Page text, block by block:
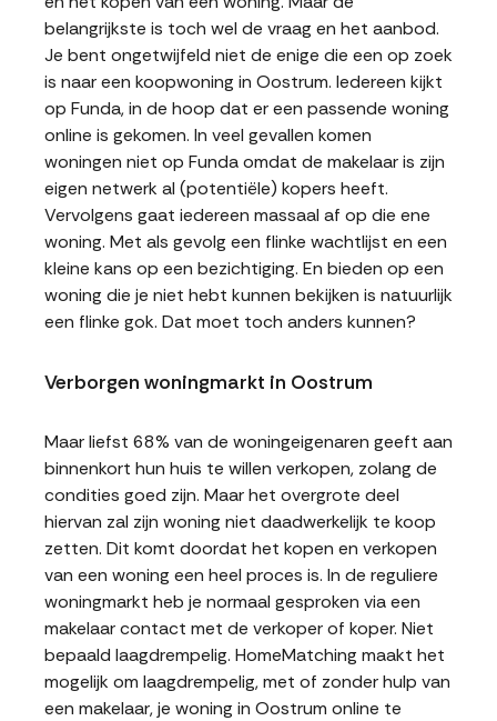
belangrijkste is toch wel de vraag en het aanbod.
Je bent ongetwijfeld niet de enige die een op zoek
is naar een koopwoning in Oostrum. Iedereen kijkt
op Funda, in de hoop dat er een passende woning
online is gekomen. In veel gevallen komen
woningen niet op Funda omdat de makelaar is zijn
eigen netwerk al (potentiële) kopers heeft.
Vervolgens gaat iedereen massaal af op die ene
woning. Met als gevolg een flinke wachtlijst en een
kleine kans op een bezichtiging. En bieden op een
woning die je niet hebt kunnen bekijken is natuurlijk
een flinke gok. Dat moet toch anders kunnen?
Verborgen woningmarkt in Oostrum
Maar liefst 68% van de woningeigenaren geeft aan
binnenkort hun huis te willen verkopen, zolang de
condities goed zijn. Maar het overgrote deel
hiervan zal zijn woning niet daadwerkelijk te koop
zetten. Dit komt doordat het kopen en verkopen
van een woning een heel proces is. In de reguliere
woningmarkt heb je normaal gesproken via een
makelaar contact met de verkoper of koper. Niet
bepaald laagdrempelig. HomeMatching maakt het
mogelijk om laagdrempelig, met of zonder hulp van
een makelaar, je woning in Oostrum online te